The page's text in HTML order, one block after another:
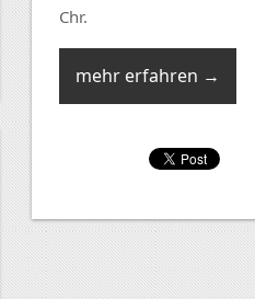
Chr.
mehr erfahren →